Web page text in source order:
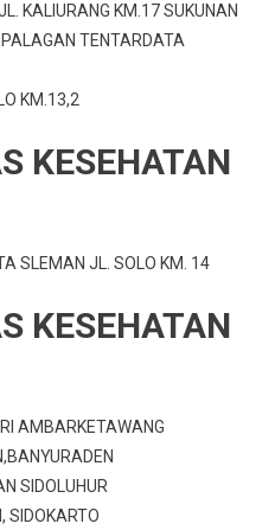
KALIURANG KM.17 SUKUNAN
TENTARDATA
KM.13,2
KESEHATAN
SLEMAN JL. SOLO KM. 14
KESEHATAN
AMBARKETAWANG
SIDOLUHUR
SIDOKARTO